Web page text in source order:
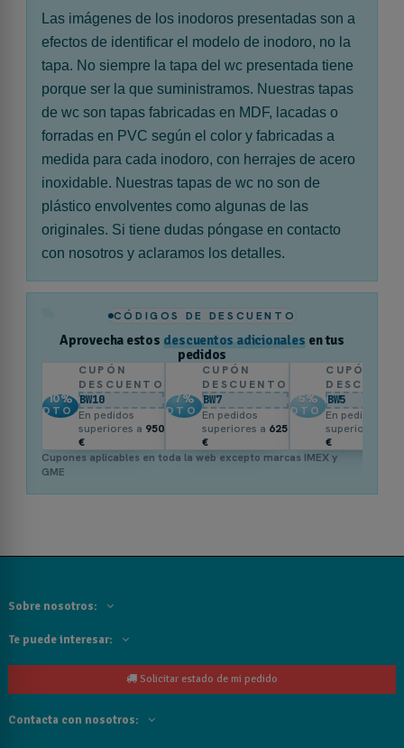
Las imágenes de los inodoros presentadas son a
efectos de identificar el modelo de inodoro, no la
tapa. No siempre la tapa del wc presentada tiene
porque ser la que suministramos. Nuestras tapas
de wc son tapas fabricadas en MDF, lacadas o
forradas en PVC según el color y fabricadas a
medida para cada inodoro, con herrajes de acero
inoxidable. Nuestras tapas de wc no son de
plástico envolventes como algunas de las
originales. Si tiene dudas póngase en contacto
con nosotros y aclaramos los detalles.
CÓDIGOS DE DESCUENTO
Aprovecha estos descuentos adicionales en tus
pedidos
10%
DTO.
CUPÓN
DESCUENTO
BW10
En pedidos
superiores a 950
€
7%
DTO.
CUPÓN
DESCUENTO
BW7
En pedidos
superiores a 625
€
5%
DTO.
CUPÓN
BW5
En pedidos
superiores a
€
Cupones aplicables en toda la web excepto marcas IMEX y
GME
Sobre nosotros:
Te puede interesar:
Solicitar estado de mi pedido
Contacta con nosotros: